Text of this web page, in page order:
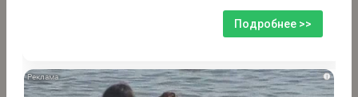
Подробнее >>
i